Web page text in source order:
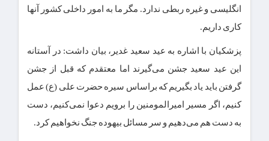
انگلیسی و غیره ربطی ندارد. مگر ما به امور داخلی کشور آنها
کاری داریم.
پزشکیان با اشاره به عید سعید غدیر، بیان داشت: در آستانه
این عید سعید جشن می‌گیرند اما معتقدم که قبل از جشن
گرفتن باید یاد بگیریم که براساس سیره حضرت علی (ع) عمل
کنیم، اگر مسیر امیرالمومنین را برویم دعوا نمی‌کنیم، دست
به دست هم می‌دهیم و سر مسائل بیهوده جنگ نخواهیم کرد.